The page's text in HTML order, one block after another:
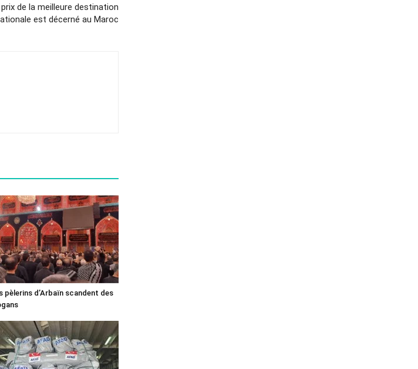
de la meilleure destination
est décerné au Maroc
pèlerins d’Arbaïn scandent des